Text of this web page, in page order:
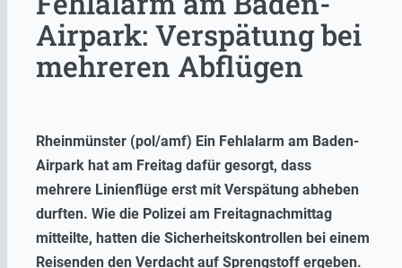
Airpark: Verspätung bei
mehreren Abflügen
Rheinmünster (pol/amf) Ein Fehlalarm am Baden-
Airpark hat am Freitag dafür gesorgt, dass
mehrere Linienflüge erst mit Verspätung abheben
durften. Wie die Polizei am Freitagnachmittag
mitteilte, hatten die Sicherheitskontrollen bei einem
Reisenden den Verdacht auf Sprengstoff ergeben.